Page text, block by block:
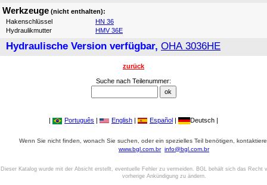
Werkzeuge (nicht enthalten):
Hakenschlüssel
HN 36
Hydraulikmutter
HMV 36E
Hydraulische Version verfügbar, OHA 3036HE
zurück
Suche nach Teilenummer:
| Português | English | Español | Deutsch |
Wenn Sie nicht finden, wonach Sie suchen, oder ein spezielles Teil benötigen,
www.bgl.com.br info@bgl.com.br
Dieser Katalog wurde mit der Absicht erstellt, eventuelle Fehler zu vermeiden. BGL behält sich das Recht
vorherige Ankündigung zu ändern.